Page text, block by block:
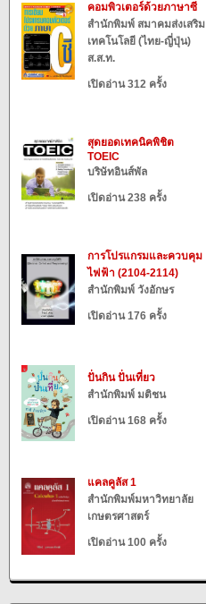
คอมพิวเตอร์ด้วยภาษาซี
สำนักพิมพ์ สมาคมส่งเสริม
เทคโนโลยี (ไทย-ญี่ปุ่น)
ส.ส.ท.
เปิดอ่าน 312 ครั้ง
สุดยอดเทคนิคพิชิต
TOEIC
บริษัทอินส์พัล
เปิดอ่าน 238 ครั้ง
การโปรแกรมและควบคุม
ไฟฟ้า (2104-2114)
สำนักพิมพ์ วังอักษร
เปิดอ่าน 176 ครั้ง
ปั่นกิน ปั่นเที่ยว
สำนักพิมพ์ มติชน
เปิดอ่าน 168 ครั้ง
แคลคูลัส 1
สำนักพิมพ์มหาวิทยาลัย
เกษตรศาสตร์
เปิดอ่าน 100 ครั้ง